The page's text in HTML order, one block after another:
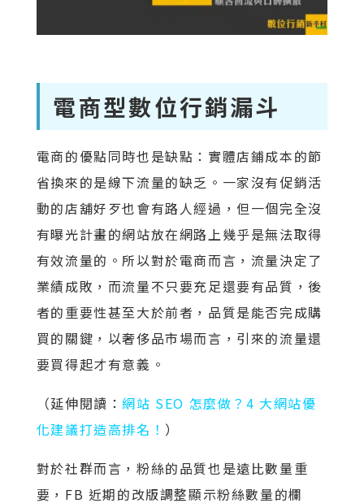
電商型數位行銷漏斗
電商的優點同時也是缺點：實體店鋪成本的節
省換來的是線下流量的缺乏。一家沒有促銷活
動的店舖好歹也會有路人經過，但一個完全沒
有曝光計畫的網站放在網路上幾乎是無法取得
有效流量的。所以對於電商而言，流量決定了
業績成敗，而流量不只要充足還要有品質，後
者的重要性甚至大於前者，品質是能否完成購
買的關鍵，以奢侈品市場而言，引來的流量還
要買得起才有意義。
（延伸閱讀：網站 SEO 怎麼做？4 大網站優
化建議打造高排名！ ）
對於社群而言，粉絲的品質也是遠比數量重
要，FB 近期的改版調整顯示粉絲數量的欄